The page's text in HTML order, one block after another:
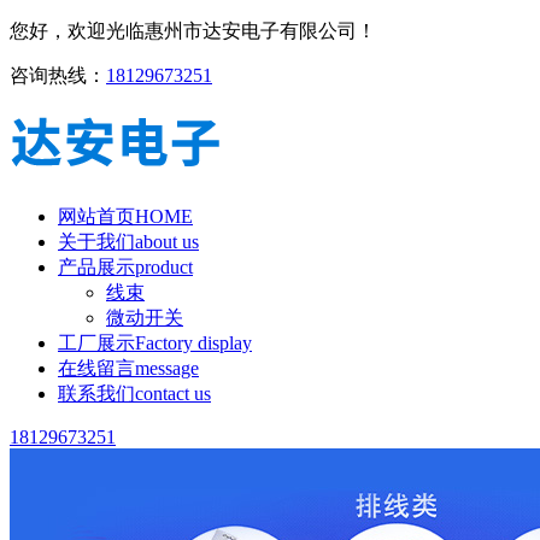
您好，欢迎光临惠州市达安电子有限公司！
咨询热线： 18129673251
网站首页HOME
关于我们about us
产品展示product
线束
微动开关
工厂展示Factory display
在线留言message
联系我们contact us
18129673251